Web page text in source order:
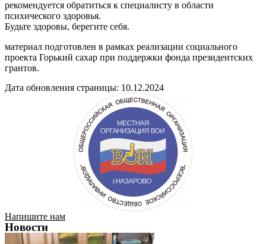
рекомендуется обратиться к специалисту в области
психического здоровья.
Будьте здоровы, берегите себя.
материал подготовлен в рамках реализации социального
проекта Горький сахар при поддержки фонда президентских
грантов.
Дата обновления страницы: 10.12.2024
Напишите нам
Новости